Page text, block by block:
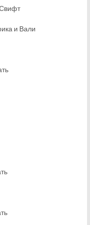
и Вали